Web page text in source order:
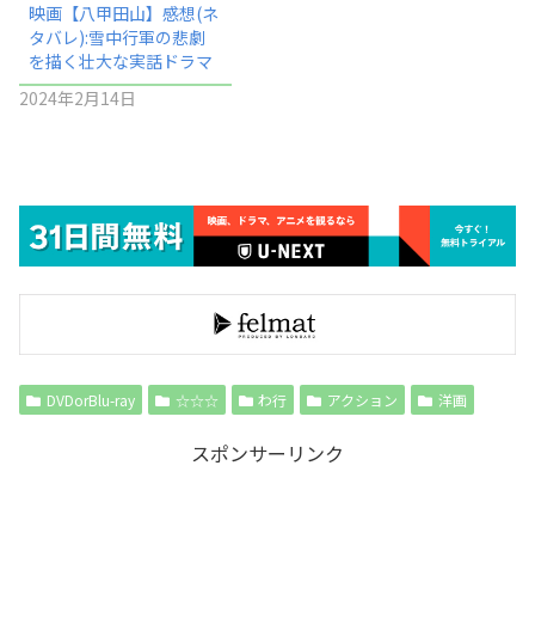
映画【八甲田山】感想(ネ
タバレ):雪中行軍の悲劇
を描く壮大な実話ドラマ
2024年2月14日
DVDorBlu-ray ☆☆☆ わ行 アクション 洋画
スポンサーリンク